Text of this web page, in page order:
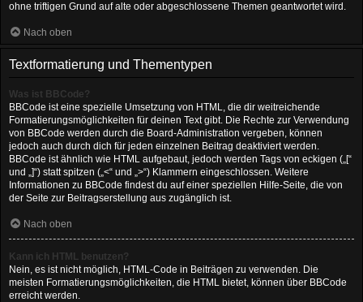
ohne triftigen Grund auf alte oder abgeschlossene Themen geantwortet wird.
Nach oben
Textformatierung und Thementypen
Was ist BBCode?
BBCode ist eine spezielle Umsetzung von HTML, die dir weitreichende
Formatierungsmöglichkeiten für deinen Text gibt. Die Rechte zur Verwendung
von BBCode werden durch die Board-Administration vergeben, können
jedoch auch durch dich für jeden einzelnen Beitrag deaktiviert werden.
BBCode ist ähnlich wie HTML aufgebaut, jedoch werden Tags von eckigen („[“
und „]“) statt spitzen („<“ und „>“) Klammern eingeschlossen. Weitere
Informationen zu BBCode findest du auf einer speziellen Hilfe-Seite, die von
der Seite zur Beitragserstellung aus zugänglich ist.
Nach oben
Kann ich HTML benutzen?
Nein, es ist nicht möglich, HTML-Code in Beiträgen zu verwenden. Die
meisten Formatierungsmöglichkeiten, die HTML bietet, können über BBCode
erreicht werden.